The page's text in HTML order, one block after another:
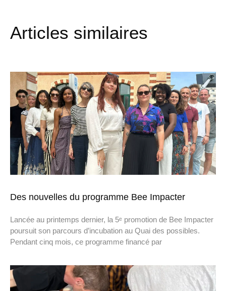
Articles similaires
Des nouvelles du programme Bee Impacter
Lancée au printemps dernier, la 5ᵉ promotion de Bee Impacter
poursuit son parcours d’incubation au Quai des possibles.
Pendant cinq mois, ce programme financé par